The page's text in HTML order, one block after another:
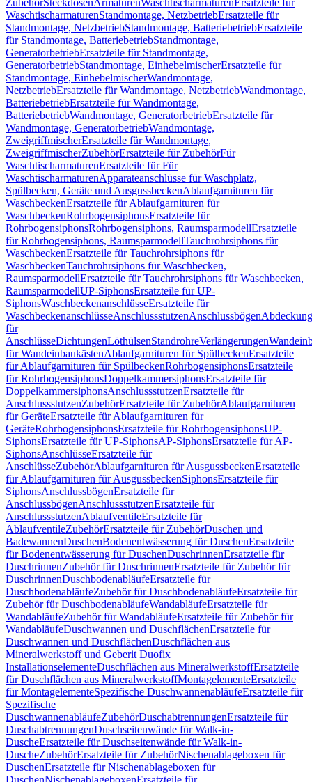
ZubehörSteckdosenArmaturenWaschtischarmaturen Ersatzteile für
WaschtischarmaturenStandmontage, NetzbetriebErsatzteile für
Standmontage, NetzbetriebStandmontage, BatteriebetriebErsatzteile
für Standmontage, BatteriebetriebStandmontage,
GeneratorbetriebErsatzteile für Standmontage,
GeneratorbetriebStandmontage, EinhebelmischerErsatzteile für
Standmontage, EinhebelmischerWandmontage,
NetzbetriebErsatzteile für Wandmontage, NetzbetriebWandmontage,
BatteriebetriebErsatzteile für Wandmontage,
BatteriebetriebWandmontage, GeneratorbetriebErsatzteile für
Wandmontage, GeneratorbetriebWandmontage,
ZweigriffmischerErsatzteile für Wandmontage,
ZweigriffmischerZubehörErsatzteile für ZubehörFür
WaschtischarmaturenErsatzteile für Für
WaschtischarmaturenApparateanschlüsse für Waschplatz,
Spülbecken, Geräte und AusgussbeckenAblaufgarnituren für
WaschbeckenErsatzteile für Ablaufgarnituren für
WaschbeckenRohrbogensiphonsErsatzteile für
RohrbogensiphonsRohrbogensiphons, RaumsparmodellErsatzteile
für Rohrbogensiphons, RaumsparmodellTauchrohrsiphons für
WaschbeckenErsatzteile für Tauchrohrsiphons für
WaschbeckenTauchrohrsiphons für Waschbecken,
RaumsparmodellErsatzteile für Tauchrohrsiphons für Waschbecken,
RaumsparmodellUP-SiphonsErsatzteile für UP-
SiphonsWaschbeckenanschlüsseErsatzteile für
WaschbeckenanschlüsseAnschlussstutzenAnschlussbögen
für
AnschlüsseDichtungenLöthülsenStandrohreVerlängerungen
für WandeinbaukästenAblaufgarnituren für SpülbeckenErsatzteile
für Ablaufgarnituren für SpülbeckenRohrbogensiphonsErsatzteile
für RohrbogensiphonsDoppelkammersiphonsErsatzteile für
DoppelkammersiphonsAnschlussstutzenErsatzteile für
AnschlussstutzenZubehörErsatzteile für ZubehörAblaufgarnituren
für GeräteErsatzteile für Ablaufgarnituren für
GeräteRohrbogensiphonsErsatzteile für RohrbogensiphonsUP-
SiphonsErsatzteile für UP-SiphonsAP-SiphonsErsatzteile für AP-
SiphonsAnschlüsseErsatzteile für
AnschlüsseZubehörAblaufgarnituren für AusgussbeckenErsatzteile
für Ablaufgarnituren für AusgussbeckenSiphonsErsatzteile für
SiphonsAnschlussbögenErsatzteile für
AnschlussbögenAnschlussstutzenErsatzteile für
AnschlussstutzenAblaufventileErsatzteile für
AblaufventileZubehörErsatzteile für ZubehörDuschen und
BadewannenDuschenBodenentwässerung für DuschenErsatzteile
für Bodenentwässerung für DuschenDuschrinnenErsatzteile für
DuschrinnenZubehör für DuschrinnenErsatzteile für Zubehör für
DuschrinnenDuschbodenabläufeErsatzteile für
DuschbodenabläufeZubehör für DuschbodenabläufeErsatzteile für
Zubehör für DuschbodenabläufeWandabläufeErsatzteile für
WandabläufeZubehör für WandabläufeErsatzteile für Zubehör für
WandabläufeDuschwannen und DuschflächenErsatzteile für
Duschwannen und DuschflächenDuschflächen aus
Mineralwerkstoff und Geberit Duofix
InstallationselementeDuschflächen aus MineralwerkstoffErsatzteile
für Duschflächen aus MineralwerkstoffMontagelementeErsatzteile
für MontagelementeSpezifische DuschwannenabläufeErsatzteile für
Spezifische
DuschwannenabläufeZubehörDuschabtrennungenErsatzteile für
DuschabtrennungenDuschseitenwände für Walk-in-
DuscheErsatzteile für Duschseitenwände für Walk-in-
DuscheZubehörErsatzteile für ZubehörNischenablageboxen für
DuschenErsatzteile für Nischenablageboxen für
DuschenNischenablageboxenErsatzteile für